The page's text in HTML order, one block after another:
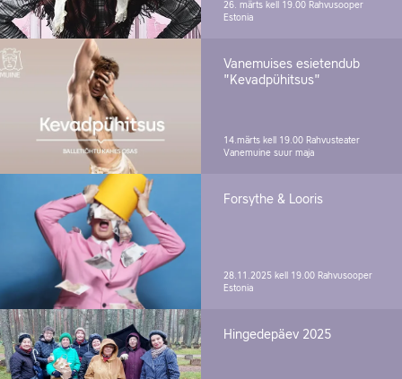
26. märts kell 19.00 Rahvusooper
Estonia
Vanemuises esietendub
"Kevadpühitsus"
14.märts kell 19.00 Rahvusteater
Vanemuine suur maja
Forsythe & Looris
28.11.2025 kell 19.00 Rahvusooper
Estonia
Hingedepäev 2025